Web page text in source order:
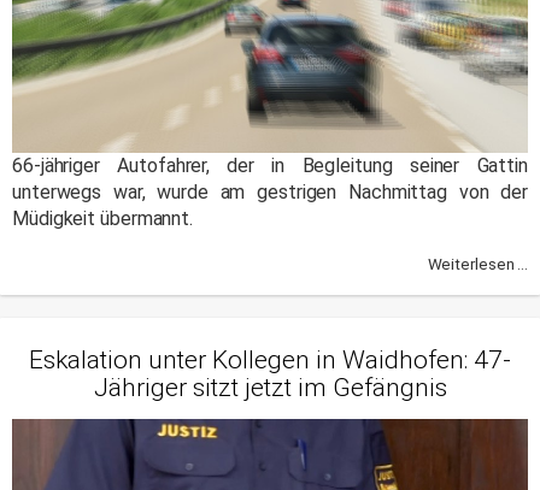
66-jähriger Autofahrer, der in Begleitung seiner Gattin
unterwegs war, wurde am gestrigen Nachmittag von der
Müdigkeit übermannt.
Weiterlesen ...
Eskalation unter Kollegen in Waidhofen: 47-
Jähriger sitzt jetzt im Gefängnis